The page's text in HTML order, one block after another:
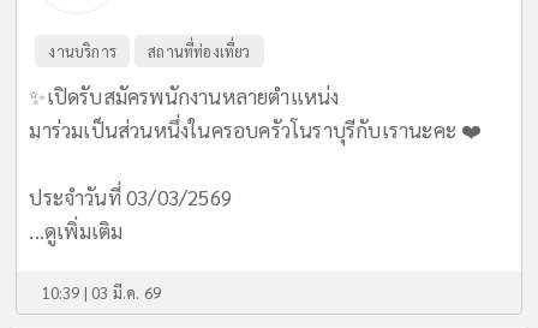
งานบริการ สถานที่ท่องเที่ยว
✨️เปิดรับสมัครพนักงานหลายตำแหน่ง
มาร่วมเป็นส่วนหนึ่งในครอบครัวโนราบุรีกับเรานะคะ ❤️
ประจำวันที่ 03/03/2569
...ดูเพิ่มเติม
10:39 | 03 มี.ค. 69